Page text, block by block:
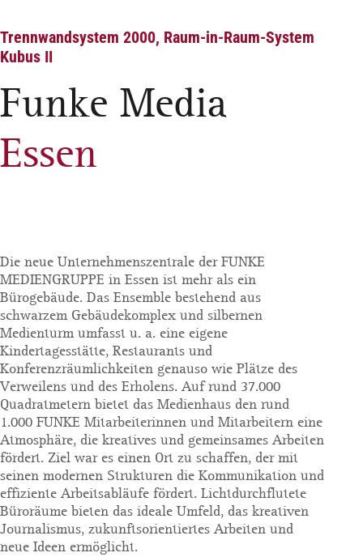
Trennwandsystem 2000, Raum-in-Raum-System
Kubus II
Funke Media
Essen
Die neue Unternehmenszentrale der FUNKE
MEDIENGRUPPE in Essen ist mehr als ein
Bürogebäude. Das Ensemble bestehend aus
schwarzem Gebäudekomplex und silbernen
Medienturm umfasst u. a. eine eigene
Kindertagesstätte, Restaurants und
Konferenzräumlichkeiten genauso wie Plätze des
Verweilens und des Erholens. Auf rund 37.000
Quadratmetern bietet das Medienhaus den rund
1.000 FUNKE Mitarbeiterinnen und Mitarbeitern eine
Atmosphäre, die kreatives und gemeinsames Arbeiten
fördert. Ziel war es einen Ort zu schaffen, der mit
seinen modernen Strukturen die Kommunikation und
effiziente Arbeitsabläufe fördert. Lichtdurchflutete
Büroräume bieten das ideale Umfeld, das kreativen
Journalismus, zukunftsorientiertes Arbeiten und
neue Ideen ermöglicht.